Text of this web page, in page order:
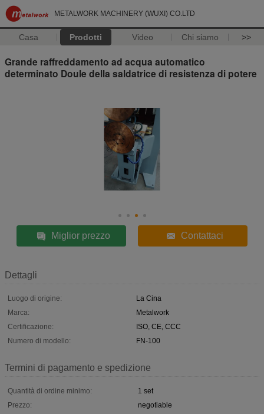
METALWORK MACHINERY (WUXI) CO.LTD
Casa Prodotti Video Chi siamo >>
Grande raffreddamento ad acqua automatico
determinato Doule della saldatrice di resistenza di potere
Miglior prezzo Contattaci
Dettagli
Luogo di origine:
La Cina
Marca:
Metalwork
Certificazione:
ISO, CE, CCC
Numero di modello:
FN-100
Termini di pagamento e spedizione
Quantità di ordine minimo:
1 set
Prezzo:
negotiable